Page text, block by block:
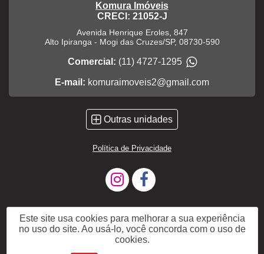
Komura Imóveis
CRECI: 21052-J
Avenida Henrique Eroles, 847
Alto Ipiranga - Mogi das Cruzes/SP, 08730-590
Comercial: (11) 4727-1295
E-mail: komuraimoveis2@gmail.com
Outras unidades
Política de Privacidade
Este site usa cookies para melhorar a sua experiência
no uso do site. Ao usá-lo, você concorda com o uso de
cookies.